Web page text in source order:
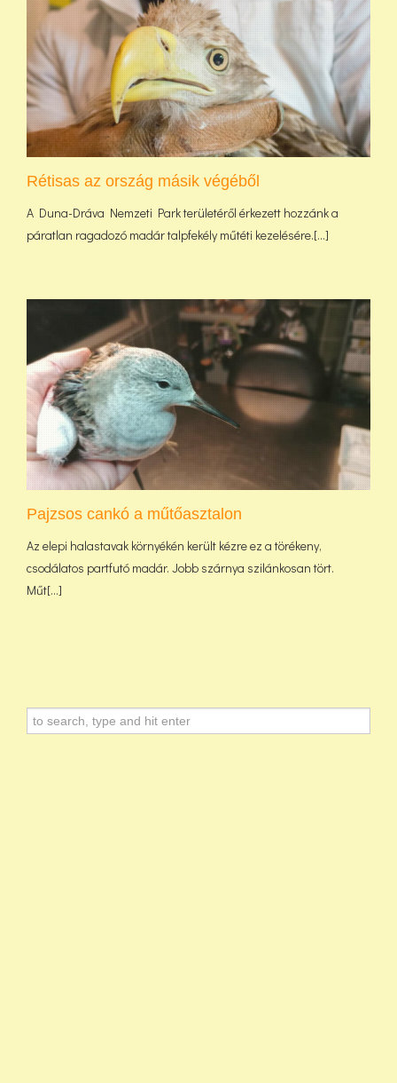
Rétisas az ország másik végéből
A Duna-Dráva Nemzeti Park területéről érkezett hozzánk a
páratlan ragadozó madár talpfekély műtéti kezelésére.[...]
Pajzsos cankó a műtőasztalon
Az elepi halastavak környékén került kézre ez a törékeny,
csodálatos partfutó madár. Jobb szárnya szilánkosan tört.
Műt[...]